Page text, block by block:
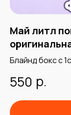
Май литл
Блайнд бокс с
550 р.